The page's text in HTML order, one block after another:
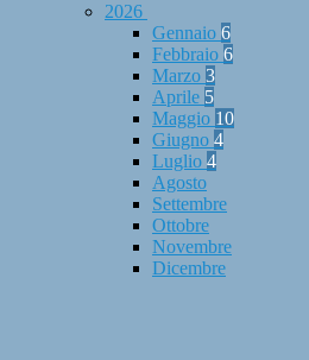
2026
Gennaio 6
Febbraio 6
Marzo 3
Aprile 5
Maggio 10
Giugno 4
Luglio 4
Agosto
Settembre
Ottobre
Novembre
Dicembre